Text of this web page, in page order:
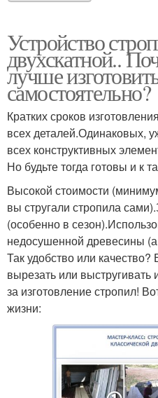
Устройство
двухскатной..
лучше
самостоятельно?
Кратких сроков
всех деталей.Одинаковых,
всех конструктивных
Но будьте тогда готовы и к
Высокой стоимости
вы стругали стропила
(особенно в
недосушенной древесины
Так удобство или
вырезать или выстругивать
за изготовление стропил!
жизни: